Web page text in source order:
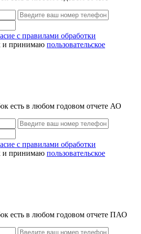
с правилами обработки
и принимаю пользовательское
есть в любом годовом отчете АО
с правилами обработки
и принимаю пользовательское
есть в любом годовом отчете ПАО